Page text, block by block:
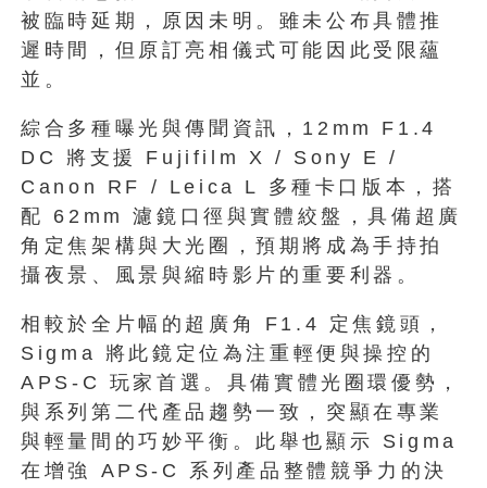
被臨時延期，原因未明。雖未公布具體推
遲時間，但原訂亮相儀式可能因此受限蘊
並。
綜合多種曝光與傳聞資訊，12mm F1.4
DC 將支援 Fujifilm X / Sony E /
Canon RF / Leica L 多種卡口版本，搭
配 62mm 濾鏡口徑與實體絞盤，具備超廣
角定焦架構與大光圈，預期將成為手持拍
攝夜景、風景與縮時影片的重要利器。
相較於全片幅的超廣角 F1.4 定焦鏡頭，
Sigma 將此鏡定位為注重輕便與操控的
APS‑C 玩家首選。具備實體光圈環優勢，
與系列第二代產品趨勢一致，突顯在專業
與輕量間的巧妙平衡。此舉也顯示 Sigma
在增強 APS‑C 系列產品整體競爭力的決